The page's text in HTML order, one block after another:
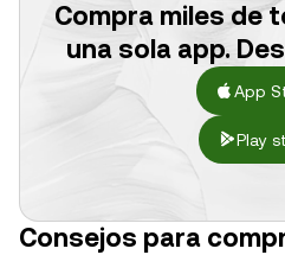
Compra miles de
una sola app.
App
Play
Consejos para